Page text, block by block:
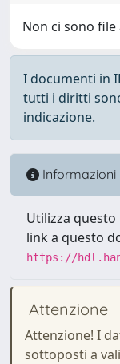
Non ci sono
I documenti in
tutti i diritti
indicazione.
Informazioni
Utilizza
link a questo
https://
Attenzione
Attenzione! I
sottoposti a